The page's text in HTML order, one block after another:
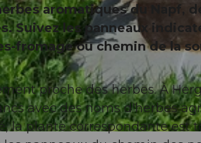
aromatiques du Napf,
Suivez les panneaux
fromage ou chemin de la
proche des herbes. À
avec des noms d'herbes
la plante correspondante est